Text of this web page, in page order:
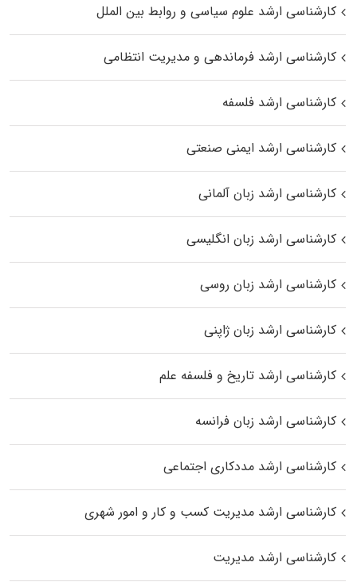
کارشناسی ارشد علوم سیاسی و روابط بین الملل
کارشناسی ارشد فرماندهی و مدیریت انتظامی
کارشناسی ارشد فلسفه
کارشناسی ارشد ایمنی صنعتی
کارشناسی ارشد زبان آلمانی
کارشناسی ارشد زبان انگلیسی
کارشناسی ارشد زبان روسی
کارشناسی ارشد زبان ژاپنی
کارشناسی ارشد تاریخ و فلسفه علم
کارشناسی ارشد زبان فرانسه
کارشناسی ارشد مددکاری اجتماعی
کارشناسی ارشد مدیریت کسب و کار و امور شهری
کارشناسی ارشد مدیریت